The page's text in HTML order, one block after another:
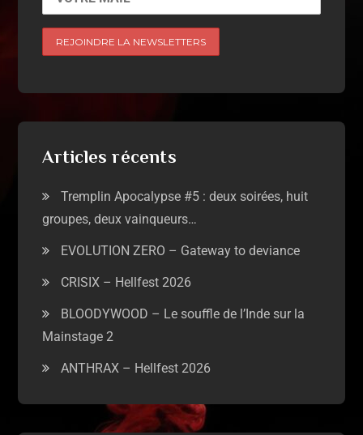
Articles récents
Tremplin Apocalypse #5 : deux soirées, huit
groupes, deux vainqueurs…
EVOLUTION ZERO – Gateway to deviance
CRISIX – Hellfest 2026
BLOODYWOOD – Le souffle de l’Inde sur la
Mainstage 2
ANTHRAX – Hellfest 2026